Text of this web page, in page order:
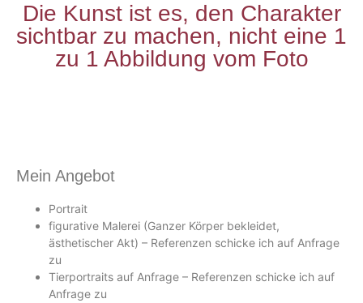
Die Kunst ist es, den Charakter
sichtbar zu machen, nicht eine 1
zu 1 Abbildung vom Foto
Mein Angebot
Portrait
figurative Malerei (Ganzer Körper bekleidet,
ästhetischer Akt) – Referenzen schicke ich auf Anfrage
zu
Tierportraits auf Anfrage – Referenzen schicke ich auf
Anfrage zu